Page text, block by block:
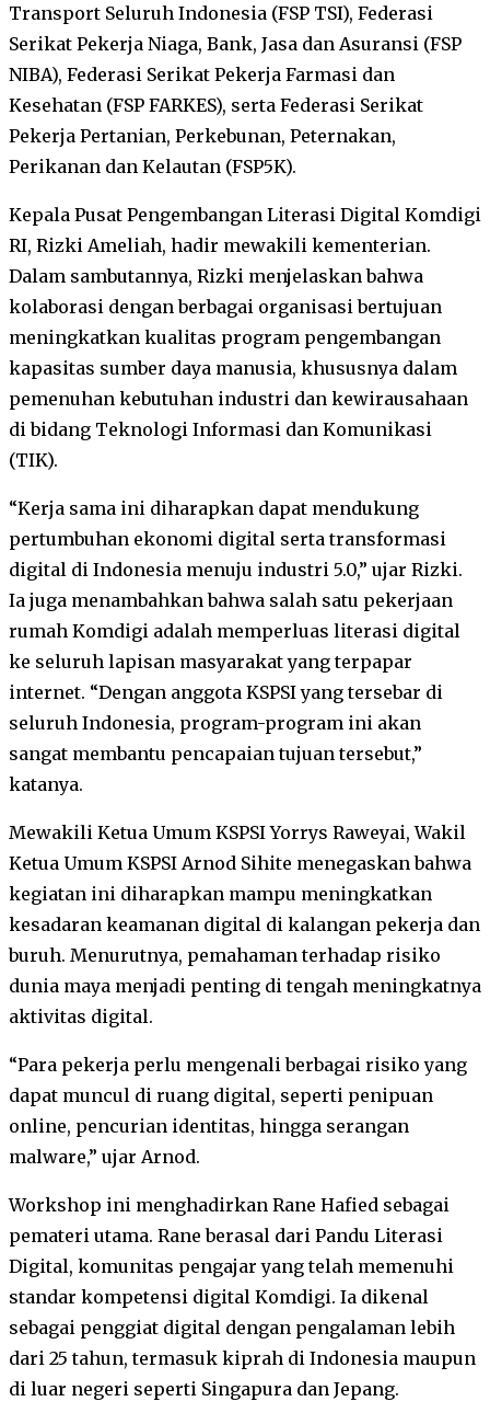
Transport Seluruh Indonesia (FSP TSI), Federasi
Serikat Pekerja Niaga, Bank, Jasa dan Asuransi (FSP
NIBA), Federasi Serikat Pekerja Farmasi dan
Kesehatan (FSP FARKES), serta Federasi Serikat
Pekerja Pertanian, Perkebunan, Peternakan,
Perikanan dan Kelautan (FSP5K).
Kepala Pusat Pengembangan Literasi Digital Komdigi
RI, Rizki Ameliah, hadir mewakili kementerian.
Dalam sambutannya, Rizki menjelaskan bahwa
kolaborasi dengan berbagai organisasi bertujuan
meningkatkan kualitas program pengembangan
kapasitas sumber daya manusia, khususnya dalam
pemenuhan kebutuhan industri dan kewirausahaan
di bidang Teknologi Informasi dan Komunikasi
(TIK).
“Kerja sama ini diharapkan dapat mendukung
pertumbuhan ekonomi digital serta transformasi
digital di Indonesia menuju industri 5.0,” ujar Rizki.
Ia juga menambahkan bahwa salah satu pekerjaan
rumah Komdigi adalah memperluas literasi digital
ke seluruh lapisan masyarakat yang terpapar
internet. “Dengan anggota KSPSI yang tersebar di
seluruh Indonesia, program-program ini akan
sangat membantu pencapaian tujuan tersebut,”
katanya.
Mewakili Ketua Umum KSPSI Yorrys Raweyai, Wakil
Ketua Umum KSPSI Arnod Sihite menegaskan bahwa
kegiatan ini diharapkan mampu meningkatkan
kesadaran keamanan digital di kalangan pekerja dan
buruh. Menurutnya, pemahaman terhadap risiko
dunia maya menjadi penting di tengah meningkatnya
aktivitas digital.
“Para pekerja perlu mengenali berbagai risiko yang
dapat muncul di ruang digital, seperti penipuan
online, pencurian identitas, hingga serangan
malware,” ujar Arnod.
Workshop ini menghadirkan Rane Hafied sebagai
pemateri utama. Rane berasal dari Pandu Literasi
Digital, komunitas pengajar yang telah memenuhi
standar kompetensi digital Komdigi. Ia dikenal
sebagai penggiat digital dengan pengalaman lebih
dari 25 tahun, termasuk kiprah di Indonesia maupun
di luar negeri seperti Singapura dan Jepang.